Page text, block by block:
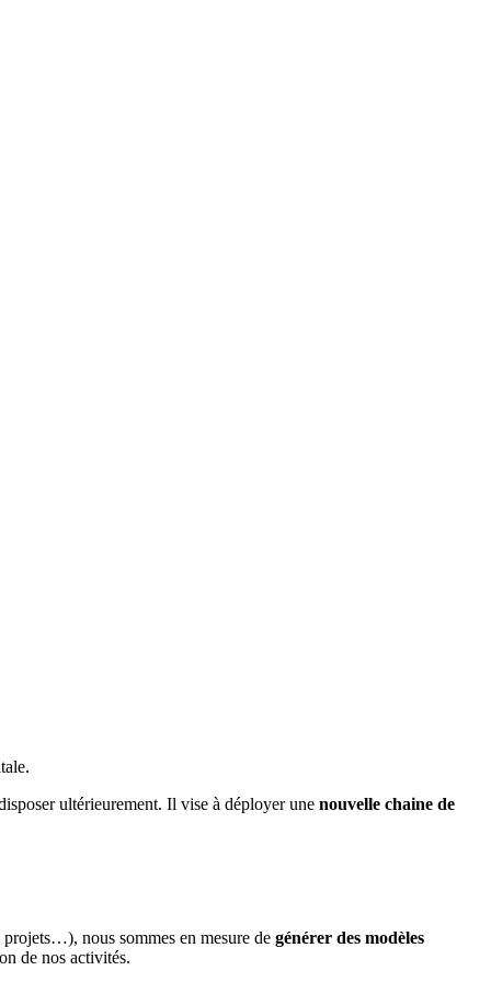
ultérieurement. Il vise à déployer une nouvelle chaine de
nous sommes en mesure de générer des modèles
de nos activités.